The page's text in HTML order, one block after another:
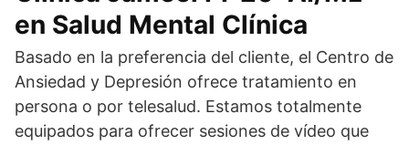
en Salud Mental Clínica
Basado en la preferencia del cliente, el Centro de
Ansiedad y Depresión ofrece tratamiento en
persona o por telesalud. Estamos totalmente
equipados para ofrecer sesiones de vídeo que